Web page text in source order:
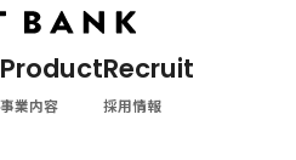
Product
事業内容
Recruit
採用情報